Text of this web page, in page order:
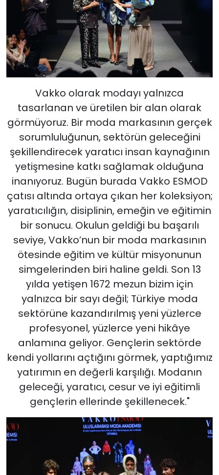
Vakko olarak modayı yalnızca
tasarlanan ve üretilen bir alan olarak
görmüyoruz. Bir moda markasının gerçek
sorumluluğunun, sektörün geleceğini
şekillendirecek yaratıcı insan kaynağının
yetişmesine katkı sağlamak olduğuna
inanıyoruz. Bugün burada Vakko ESMOD
çatısı altında ortaya çıkan her koleksiyon;
yaratıcılığın, disiplinin, emeğin ve eğitimin
bir sonucu. Okulun geldiği bu başarılı
seviye, Vakko’nun bir moda markasının
ötesinde eğitim ve kültür misyonunun
simgelerinden biri haline geldi. Son 13
yılda yetişen 1672 mezun bizim için
yalnızca bir sayı değil; Türkiye moda
sektörüne kazandırılmış yeni yüzlerce
profesyonel, yüzlerce yeni hikâye
anlamına geliyor. Gençlerin sektörde
kendi yollarını açtığını görmek, yaptığımız
yatırımın en değerli karşılığı. Modanın
geleceği, yaratıcı, cesur ve iyi eğitimli
gençlerin ellerinde şekillenecek."